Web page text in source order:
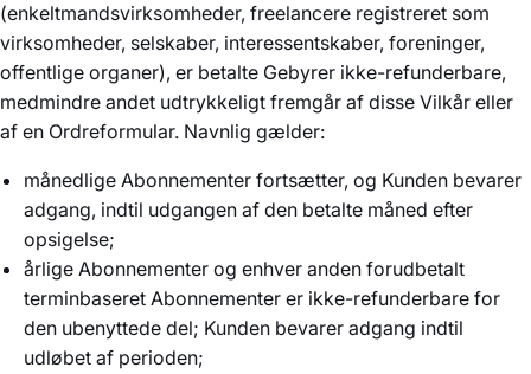
(enkeltmandsvirksomheder, freelancere registreret som
virksomheder, selskaber, interessentskaber, foreninger,
offentlige organer), er betalte Gebyrer ikke-refunderbare,
medmindre andet udtrykkeligt fremgår af disse Vilkår eller
af en Ordreformular. Navnlig gælder:
månedlige Abonnementer fortsætter, og Kunden bevarer
adgang, indtil udgangen af den betalte måned efter
opsigelse;
årlige Abonnementer og enhver anden forudbetalt
terminbaseret Abonnementer er ikke-refunderbare for
den ubenyttede del; Kunden bevarer adgang indtil
udløbet af perioden;